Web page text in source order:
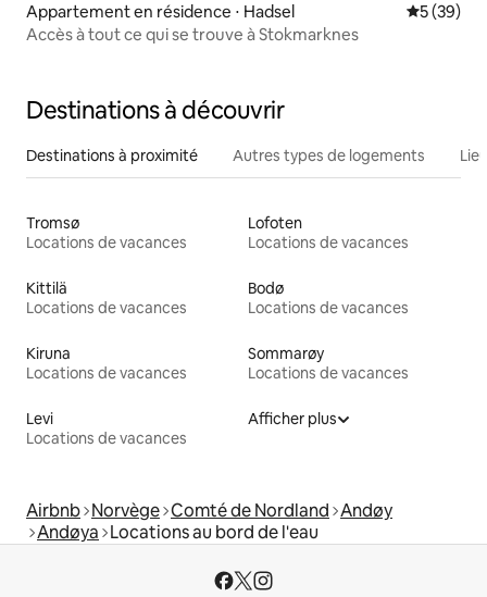
Appartement en résidence ⋅ Hadsel
5 (39)
Accès à tout ce qui se trouve à Stokmarknes
Destinations à découvrir
Destinations à proximité Autres types de logements
Tromsø
Locations de vacances
Lofoten
Locations de vacances
Kittilä
Locations de vacances
Bodø
Locations de vacances
Kiruna
Locations de vacances
Sommarøy
Locations de vacances
Levi
Locations de vacances
Afficher plus
Airbnb Norvège Comté de Nordland Andøy
Andøya Locations au bord de l'eau